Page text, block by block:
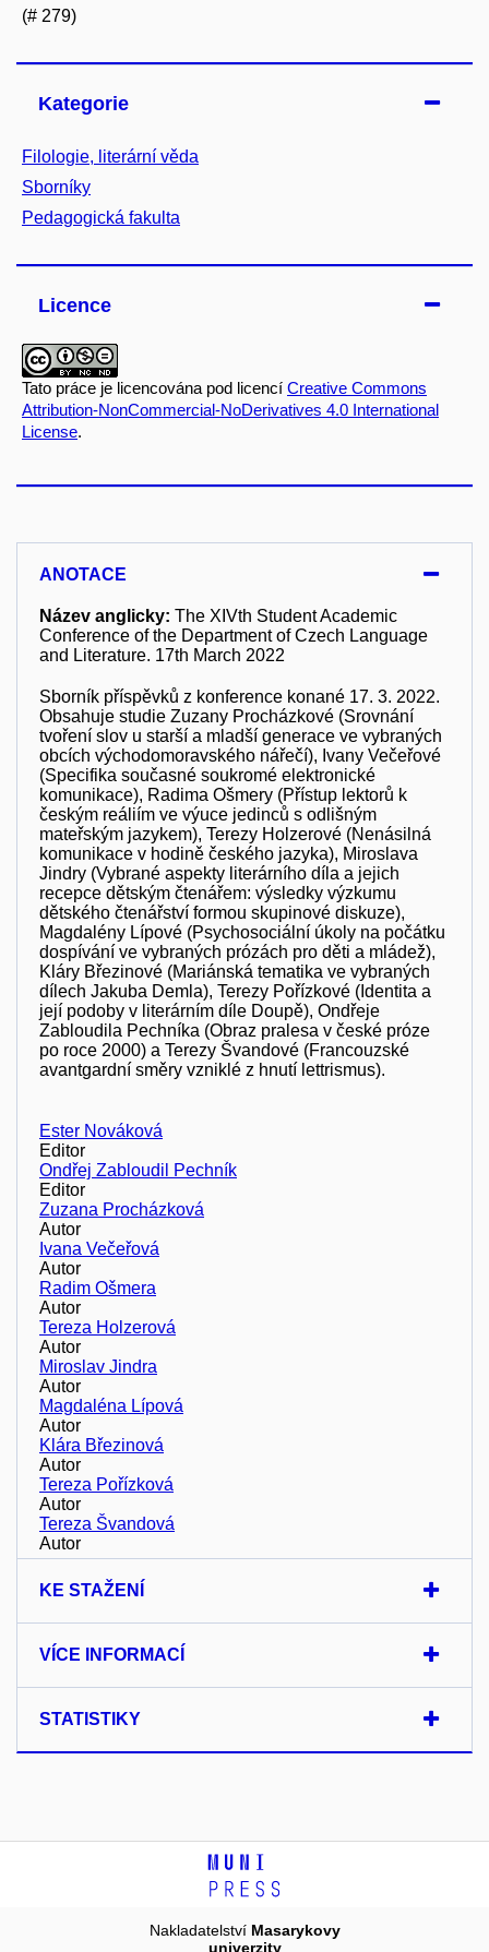
(# 279)
Kategorie
Filologie, literární věda
Sborníky
Pedagogická fakulta
Licence
Tato práce je licencována pod licencí Creative Commons
Attribution-NonCommercial-NoDerivatives 4.0 International
License.
ANOTACE
Název anglicky: The XIVth Student Academic
Conference of the Department of Czech Language
and Literature. 17th March 2022
Sborník příspěvků z konference konané 17. 3. 2022.
Obsahuje studie Zuzany Procházkové (Srovnání
tvoření slov u starší a mladší generace ve vybraných
obcích východomoravského nářečí), Ivany Večeřové
(Specifika současné soukromé elektronické
komunikace), Radima Ošmery (Přístup lektorů k
českým reáliím ve výuce jedinců s odlišným
mateřským jazykem), Terezy Holzerové (Nenásilná
komunikace v hodině českého jazyka), Miroslava
Jindry (Vybrané aspekty literárního díla a jejich
recepce dětským čtenářem: výsledky výzkumu
dětského čtenářství formou skupinové diskuze),
Magdalény Lípové (Psychosociální úkoly na počátku
dospívání ve vybraných prózách pro děti a mládež),
Kláry Březinové (Mariánská tematika ve vybraných
dílech Jakuba Demla), Terezy Pořízkové (Identita a
její podoby v literárním díle Doupě), Ondřeje
Zabloudila Pechníka (Obraz pralesa v české próze
po roce 2000) a Terezy Švandové (Francouzské
avantgardní směry vzniklé z hnutí lettrismus).
Ester Nováková
Editor
Ondřej Zabloudil Pechník
Editor
Zuzana Procházková
Autor
Ivana Večeřová
Autor
Radim Ošmera
Autor
Tereza Holzerová
Autor
Miroslav Jindra
Autor
Magdaléna Lípová
Autor
Klára Březinová
Autor
Tereza Pořízková
Autor
Tereza Švandová
Autor
KE STAŽENÍ
VÍCE INFORMACÍ
STATISTIKY
Nakladatelství Masarykovy
univerzity